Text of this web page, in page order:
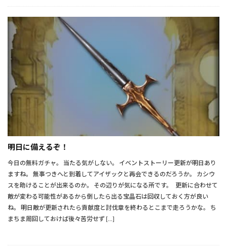
明日に備えるぞ！
今日の無料ガチャ。 当たる気がしない。 イベントストーリー更新が明日あり
ますね。 無事つきへと到着してアイザックと再会できるのだろうか。 カシウ
スを助けることが出来るのか。 その辺りが気になる所です。 更新に合わせて
敵が変わる可能性があるから倒したら出る宝晶石は回収しておく方が良い
ね。 明日敵が更新されたら貢献度と討伐章を終わるとこまで走ろうかな。 ち
まちま周回しておけば後々苦労せず […]